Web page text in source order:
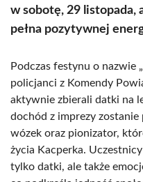
w sobotę, 29 listopada,
pełna pozytywnej
Podczas festynu o nazwie
policjanci z Komendy
aktywnie zbierali datki na
dochód z imprezy zostanie
wózek oraz pionizator,
życia Kacperka.
tylko datki, ale także